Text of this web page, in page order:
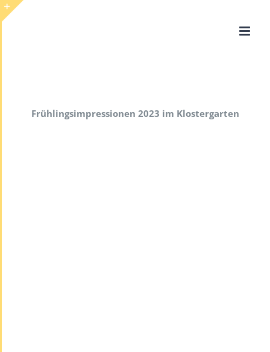
Zum
Frühlingsimpressionen 2023 im Klostergarten